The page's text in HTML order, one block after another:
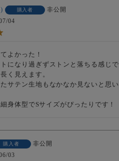
購入者
非公開
04
よかった！
になり過ぎずストンと落ちる感じで
く見えます。
サテン生地もなかなか見ないと思い
身体型でSサイズがぴったりです！
購入者
非公開
03